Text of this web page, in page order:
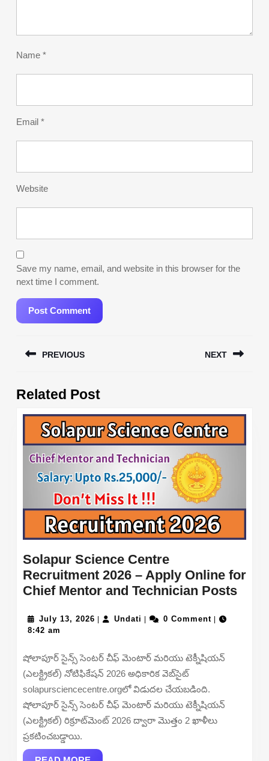
Name *
Email *
Website
Save my name, email, and website in this browser for the
next time I comment.
navigation
PREVIOUS
post:
NEXT
Related Post
Solapur Science Centre
Recruitment 2026 – Apply Online for
Chief Mentor and Technician Posts
July 13, 2026 July
Undati Undati0 Comment
8:42 am
షోలాపూర్ సైన్స్ సెంటర్ చీఫ్ మెంటార్ మరియు టెక్నీషియన్
(ఎలక్ట్రికల్) నోటిఫికేషన్ 2026 అధికారిక వెబ్‌సైట్
solapursciencecentre.orgలో విడుదల చేయబడింది.
షోలాపూర్ సైన్స్ సెంటర్ చీఫ్ మెంటార్ మరియు టెక్నీషియన్
(ఎలక్ట్రికల్) రిక్రూట్‌మెంట్ 2026 ద్వారా మొత్తం 2 ఖాళీలు
ప్రకటించబడ్డాయి.